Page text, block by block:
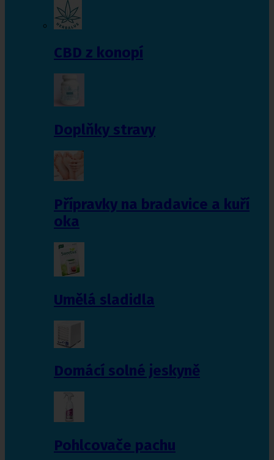
CBD z konopí
Doplňky stravy
Přípravky na bradavice a kuří
oka
Umělá sladidla
Domácí solné jeskyně
Pohlcovače pachu